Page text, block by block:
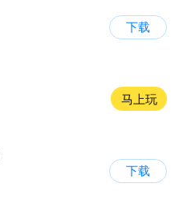
下载
马上玩
下载